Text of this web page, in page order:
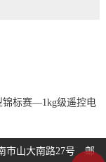
锦标赛—1kg级遥控电
市山大南路27号 邮